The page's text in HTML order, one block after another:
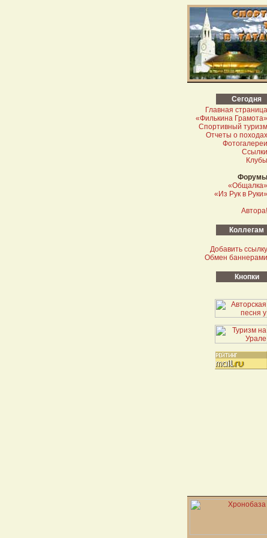
Сегодня
Главная страница
«Филькина Грамота»
Спортивный туризм
Отчеты о походах
Фотогалереи
Ссылки
Клубы
Форумы
«Общалка»
«Из Рук в Руки»
Автора!
Коллегам
Добавить ссылку
Обмен баннерами
Кнопки